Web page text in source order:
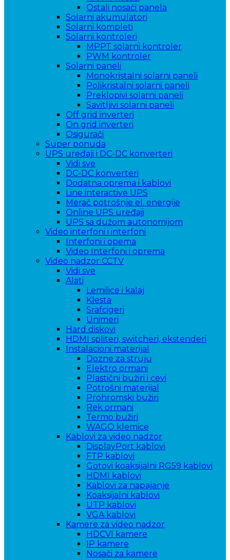
Ostali nosači panela
Solarni akumulatori
Solarni kompleti
Solarni kontroleri
MPPT solarni kontroler
PWM kontroler
Solarni paneli
Monokristalni solarni paneli
Polikristalni solarni paneli
Preklopivi solarni paneli
Savitljivi solarni paneli
Off grid inverteri
On grid inverteri
Osigurači
Super ponuda
UPS uređaji i DC-DC konverteri
Vidi sve
DC-DC konverteri
Dodatna oprema i kablovi
Line interactive UPS
Merač potrošnje el. energije
Online UPS uređaji
UPS sa dužom autonomijom
Video interfoni i interfoni
Interfoni i opema
Video Interfoni i oprema
Video nadzor CCTV
Vidi sve
Alati
Lemilice i kalaj
Klesta
Srafcigeri
Unimeri
Hard diskovi
HDMI spliteri, switcheri, ekstenderi
Instalacioni materijal
Dozne za struju
Elektro ormani
Plastični bužiri i cevi
Potrošni materijal
Prohromski bužiri
Rek ormani
Termo bužiri
WAGO klemice
Kablovi za video nadzor
DisplayPort kablovi
FTP kablovi
Gotovi koaksijalni RG59 kablovi
HDMI kablovi
Kablovi za napajanje
Koaksijalni kablovi
UTP kablovi
VGA kablovi
Kamere za video nadzor
HDCVI kamere
IP kamere
Nosači za kamere